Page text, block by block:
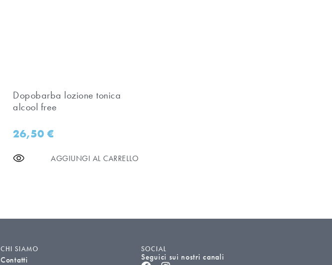
Dopobarba lozione tonica
alcool free
26,50€
AGGIUNGI AL CARRELLO
CHI SIAMO
Contatti
SOCIAL
Seguici sui nostri canali